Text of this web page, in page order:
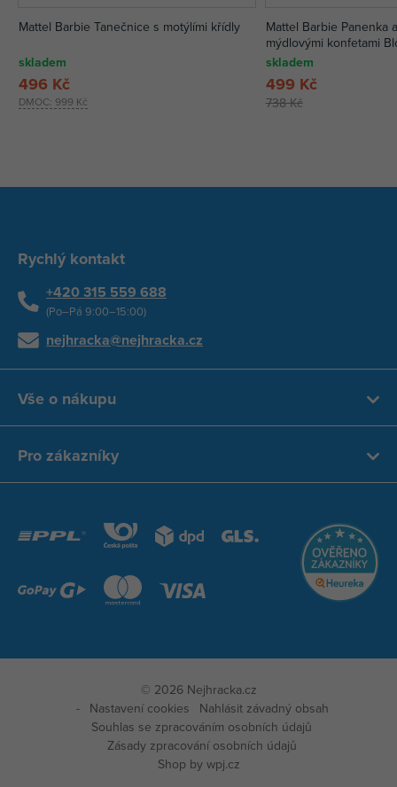
Mattel Barbie Tanečnice s motýlími křídly
skladem
DMOC: 999 Kč
496 Kč
Mattel Barbie Panenka
mýdlovými konfetami
skladem
738 Kč
499 Kč
Rychlý kontakt
+420 315 559 688
(Po–Pá 9:00–15:00)
nejhracka@nejhracka.cz
Vše o nákupu
Pro zákazníky
© 2026 Nejhracka.cz
Nastavení cookies
Nahlásit závadný obsah
Souhlas se zpracováním osobních údajů
Zásady zpracování osobních údajů
Shop by wpj.cz